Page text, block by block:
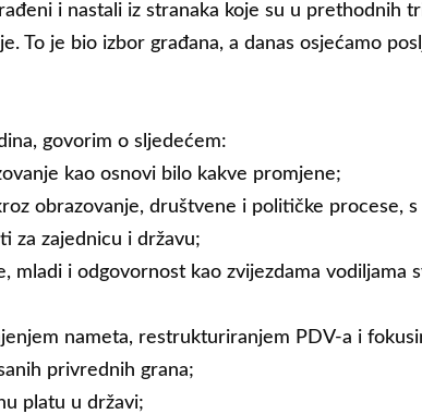
i nastali iz stranaka koje su u prethodnih
To je bio izbor građana, a danas osjećamo
govorim o sljedećem:
kao osnovi bilo kakve promjene;
obrazovanje, društvene i političke procese, s
za zajednicu i državu;
mladi i odgovornost kao zvijezdama vodiljama
nameta, restrukturiranjem PDV-a i
privrednih grana;
platu u državi;